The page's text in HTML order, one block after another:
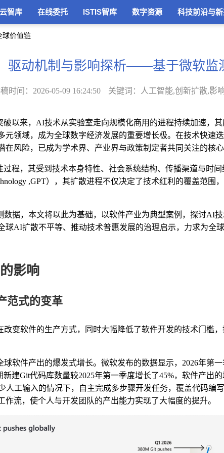
云智库 在线委托 ISTIS智库 数字资源 科技前沿与
球价值链
驱动机制与影响探析——基于微软监
时间：2026-05-09 16:24:50 关键词：人工智能,创新扩散,影
以来， AI技术从实验室走向规模化商用的进程持续加速，
领域，成为全球数字经济发展的重要增长极。在技术快速迭
风险，已成为学术界、产业界与政策制定者共同关注的核心
程，其受到技术本身特性、社会系统结构、传播渠道与时间
,GPT），其扩散进程不仅决定了技术红利的覆盖范围
据， 本文将以此为基础，以软件产业为典型案例， 探讨AI
球AI扩散不平等、推动技术普惠发展的治理启示，力求为全球
的影响
范式的变革
变软件的生产方式，同时大幅降低了软件开发的技术门槛
软件产出的爆发式增长。微软发布的数据显示， 2026年第
新建Git代码库数量较2025年第一季度增长了45%，软件产出
人工输入的情况下，自主完成多步骤开发任务，覆盖代码编写
流，使个人与开发团队的产出能力实现了大幅度的提升。